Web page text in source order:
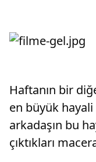
Haftanın bir
en büyük
arkadaşın bu
çıktıkları